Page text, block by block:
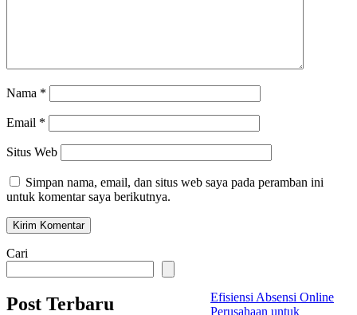
Nama *
Email *
Situs Web
Simpan nama, email, dan situs web saya pada peramban ini
untuk komentar saya berikutnya.
Cari
Post Terbaru
Efisiensi Absensi Online
Perusahaan untuk